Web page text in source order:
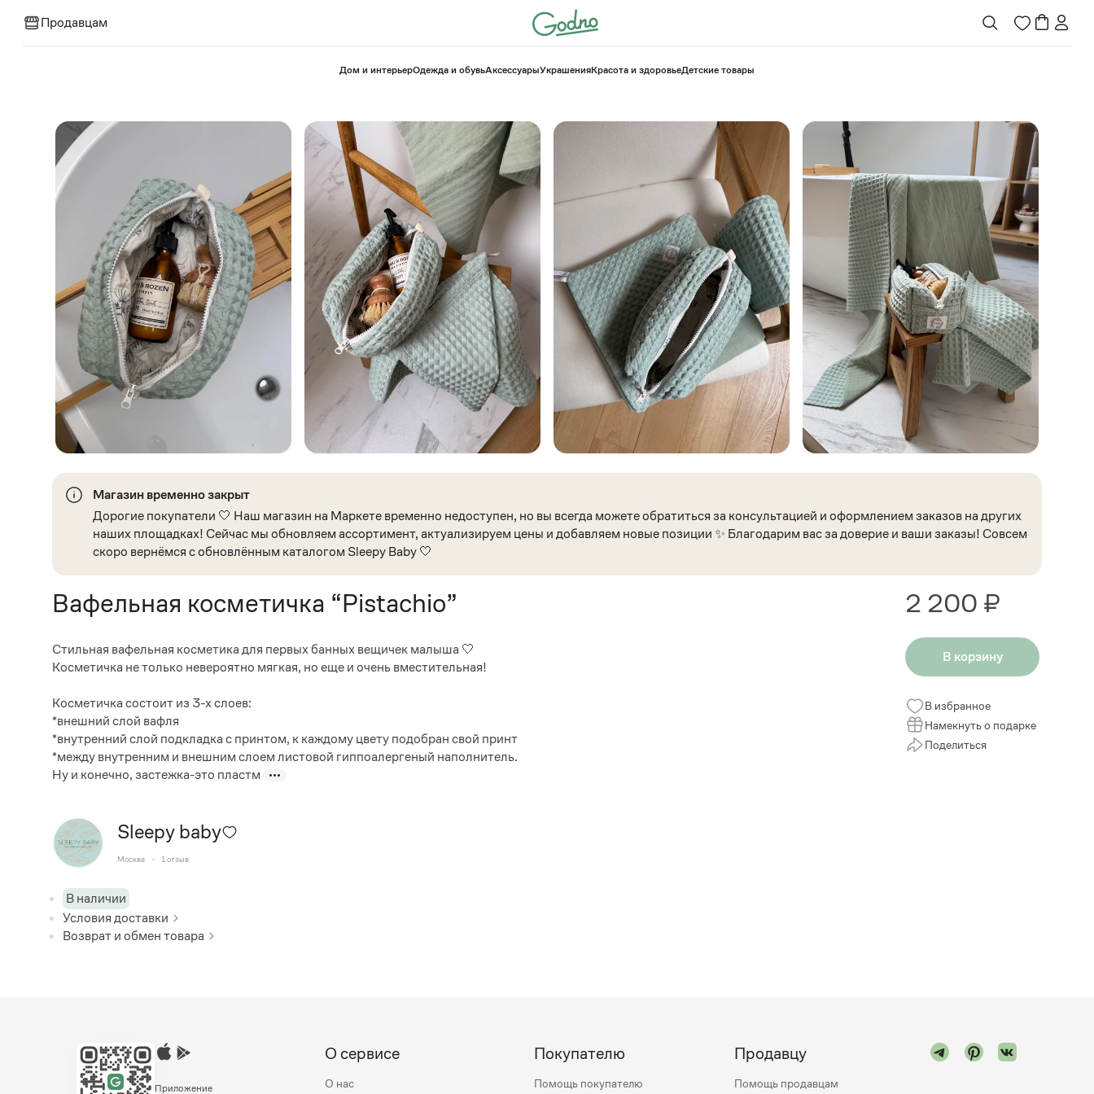
Продавцам
⁠Дом и интерьерОдежда и обувьАксессуарыУкрашенияКрасота и здоровье⁠Детские товары
Магазин временно закрыт
Дорогие покупатели 🤍 Наш магазин на Маркете временно недоступен, но вы всегда можете обратиться за консультацией и оформлением заказов на других
наших площадках! Сейчас мы обновляем ассортимент, актуализируем цены и добавляем новые позиции ✨ Благодарим вас за доверие и ваши заказы! Совсем
скоро вернёмся с обновлённым каталогом Sleepy Baby 🤍
Вафельная косметичка “Pistachio”
Стильная вафельная косметика для первых банных вещичек малыша 🤍
Косметичка не только невероятно мягкая, но еще и очень вместительная!
Косметичка состоит из 3-х слоев:
*внешний слой вафля
*внутренний слой подкладка с принтом, к каждому цвету подобран свой принт
*между внутренним и внешним слоем листовой гиппоалергеный наполнитель.
Ну и конечно, застежка-это пластм
Sleepy baby
Москва 1 отзыв
В наличии
Условия доставки
Возврат и обмен товара
2 200 ₽
В корзину
В избранное
Намекнуть о подарке
Поделиться
Приложение
О сервисе
О нас
Покупателю
Помощь покупателю
Продавцу
Помощь продавцам